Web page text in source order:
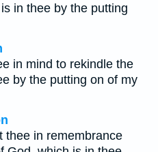
in thee by the putting
in mind to rekindle the
by the putting on of my
thee in remembrance